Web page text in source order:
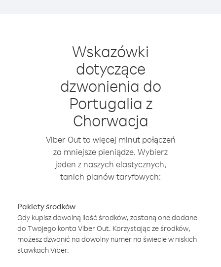
Wskazówki
dotyczące
dzwonienia do
Portugalia z
Chorwacja
Viber Out to więcej minut połączeń
za mniejsze pieniądze. Wybierz
jeden z naszych elastycznych,
tanich planów taryfowych:
Pakiety środków
Gdy kupisz dowolną ilość środków, zostaną one dodane
do Twojego konta Viber Out. Korzystając ze środków,
możesz dzwonić na dowolny numer na świecie w niskich
stawkach Viber.